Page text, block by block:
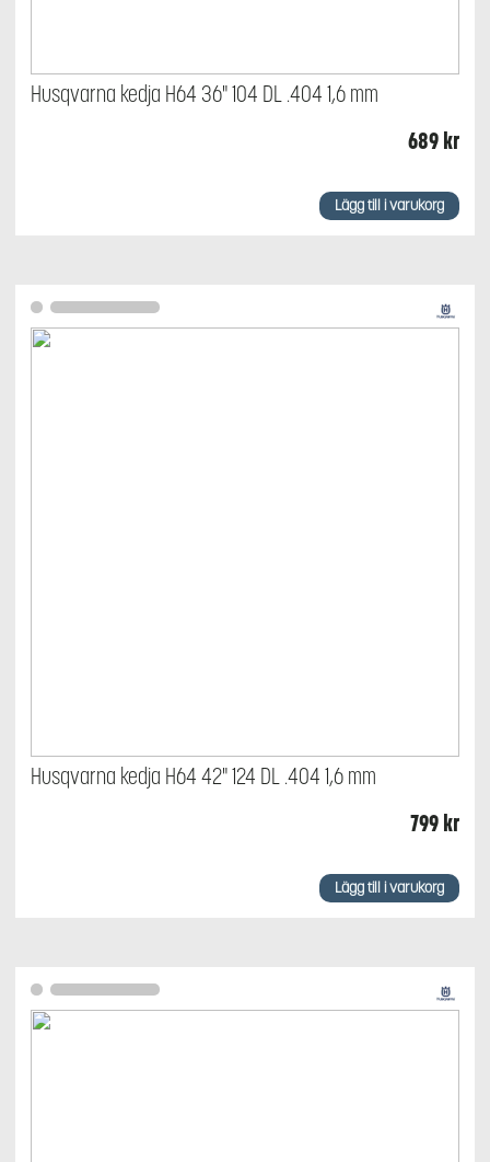
Husqvarna kedja H64 36" 104 DL .404 1,6 mm
689kr
Lägg till i varukorg
Husqvarna kedja H64 42" 124 DL .404 1,6 mm
799kr
Lägg till i varukorg